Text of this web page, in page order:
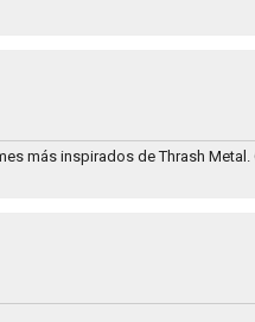
más inspirados de Thrash